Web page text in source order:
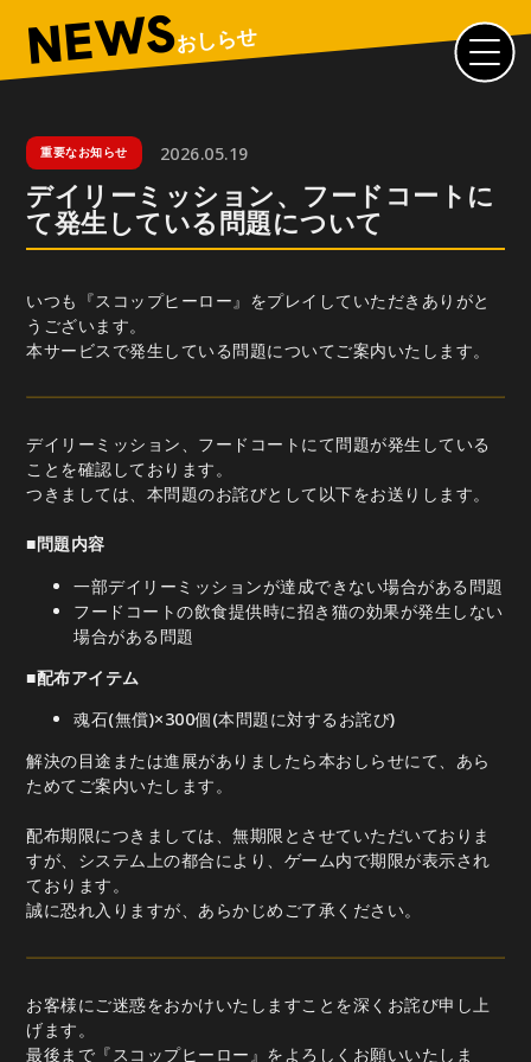
NEWSおしらせ
重要なお知らせ
デイリーミッション、フードコートに
て発生している問題について
2026.05.19
いつも『スコップヒーロー』をプレイしていただきありがと
うございます。
本サービスで発生している問題についてご案内いたします。
デイリーミッション、フードコートにて問題が発生している
ことを確認しております。
つきましては、本問題のお詫びとして以下をお送りします。
■問題内容
一部デイリーミッションが達成できない場合がある問題
フードコートの飲食提供時に招き猫の効果が発生しない
場合がある問題
■配布アイテム
魂石(無償)×300個(本問題に対するお詫び)
解決の目途または進展がありましたら本おしらせにて、あら
ためてご案内いたします。
配布期限につきましては、無期限とさせていただいておりま
すが、システム上の都合により、ゲーム内で期限が表示され
ております。
誠に恐れ入りますが、あらかじめご了承ください。
お客様にご迷惑をおかけいたしますことを深くお詫び申し上
げます。
最後まで『スコップヒーロー』をよろしくお願いいたしま